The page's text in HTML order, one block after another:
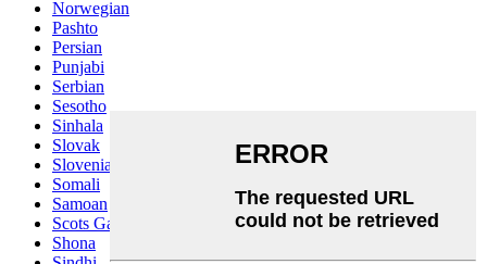
Norwegian
Pashto
Persian
Punjabi
Serbian
Sesotho
Sinhala
Slovak
Slovenian
Somali
Samoan
Scots Gaelic
Shona